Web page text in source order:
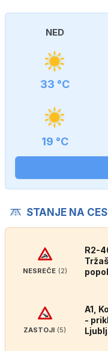
NED
33 °C
19 °C
STANJE NA
NESREČE (2)
R2-
ZASTOJI (5)
A1,
-